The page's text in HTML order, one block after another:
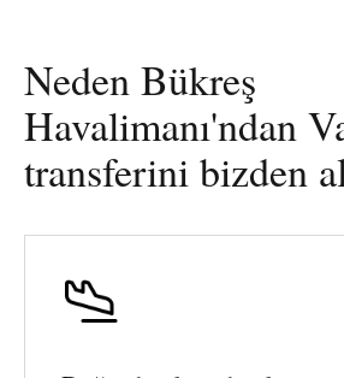
Neden Bükreş
Havalimanı'ndan
transferini bizden